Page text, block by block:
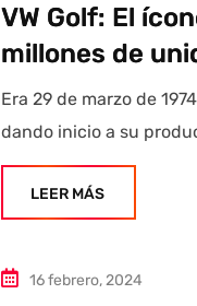
VW Golf: El
millones de
Era 29 de marzo de
dando inicio a su
LEER MÁS
16 febrero, 2024